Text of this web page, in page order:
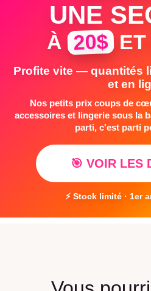
UNE
À 20$ ET
Profite vite — quantités
et en
Nos petits prix coups de
accessoires et lingerie sous la
parti, c'est parti
🎯 VOIR LES
⚡ Stock limité · 1er